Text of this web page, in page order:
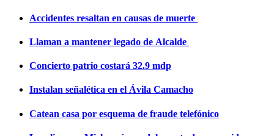
Accidentes resaltan en causas de muerte
Llaman a mantener legado de Alcalde
Concierto patrio costará 32.9 mdp
Instalan señalética en el Ávila Camacho
Catean casa por esquema de fraude telefónico